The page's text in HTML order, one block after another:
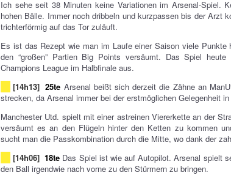
Ich sehe seit 38 Minuten keine Variationen im Arsenal-Spiel.
hohen Bälle. Immer noch dribbeln und kurzpassen bis der Arzt
trichterförmig auf das Tor zuläuft.
Es ist das Rezept wie man im Laufe einer Saison viele
den “großen” Partien Big Points versäumt. Das Spiel
Champions League im Halbfinale aus.
[14h13] 25te Arsenal beißt sich derzeit die Zähne an
strecken, da Arsenal immer bei der erstmöglichen Gelegenheit
Manchester Utd. spielt mit einer astreinen Viererkette an der
versäumt es an den Flügeln hinter den Ketten zu kommen
sucht man die Passkombination durch die Mitte, wo dank der
[14h06] 18te Das Spiel ist wie auf Autopilot. Arsenal spielt
den Ball irgendwie nach vorne zu den Stürmern zu bringen.